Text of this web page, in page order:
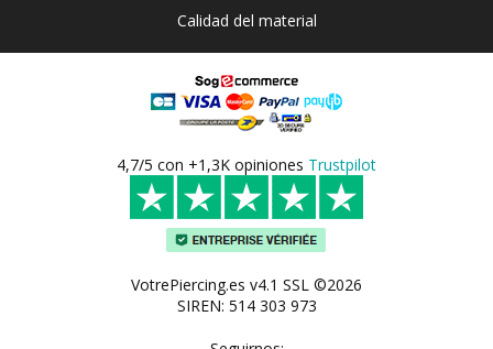
Calidad del material
4,7/5 con +1,3K opiniones Trustpilot
VotrePiercing.es v4.1 SSL ©2026
SIREN: 514 303 973